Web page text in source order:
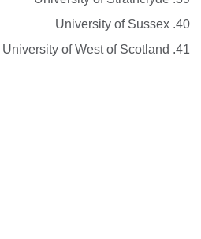
University of Sussex
University of West of Scotland